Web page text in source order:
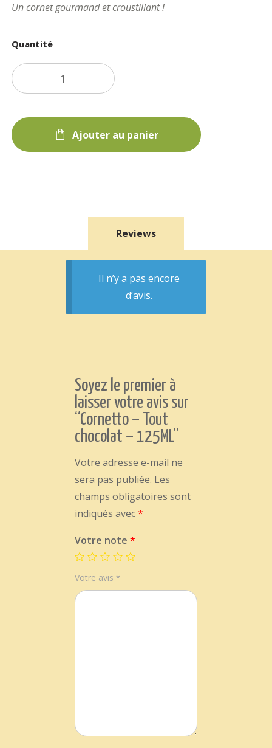
Un cornet gourmand et croustillant !
Quantité
Ajouter au panier
Reviews
Il n’y a pas encore
d’avis.
Soyez le premier à
laisser votre avis sur
“Cornetto – Tout
chocolat – 125ML”
Votre adresse e-mail ne
sera pas publiée. Les
champs obligatoires sont
indiqués avec*
Votre note*
Votre avis*